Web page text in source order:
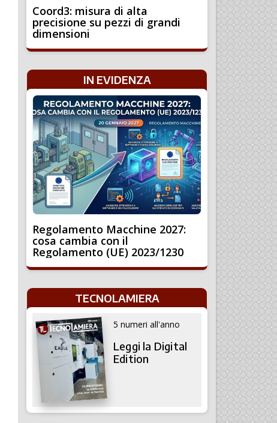
Coord3: misura di alta
precisione su pezzi di grandi
dimensioni
IN EVIDENZA
Regolamento Macchine 2027:
cosa cambia con il
Regolamento (UE) 2023/1230
TECNOLAMIERA
5 numeri all'anno
Leggi la Digital
Edition